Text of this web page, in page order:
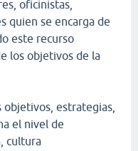
oficinistas,
quien se encarga de
este recurso
los objetivos de la
estrategias,
el nivel de
cultura